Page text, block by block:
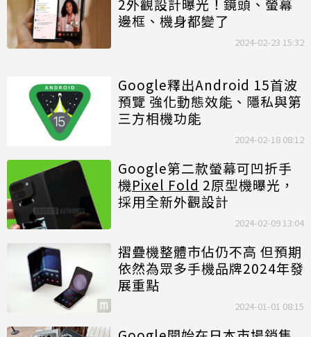
邊框、機身都變了
2024-02-23 15:32
Google釋出Android 15首波
預覽 強化動態效能、隱私與第
三方相機功能
2024-02-18 08:12
Google第二款螢幕可凹折手
機Pixel Fold 2原型機曝光，
採用全新外觀設計
2024-02-09 13:04
摺疊機整體市佔仍不高 但預期
依然為眾多手機品牌2024年發
展重點
2024-01-01 08:15